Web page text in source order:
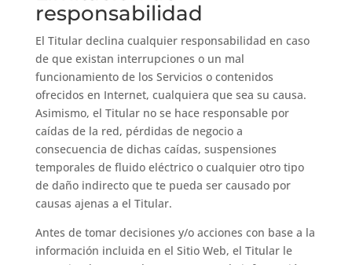
responsabilidad
El Titular declina cualquier responsabilidad en caso
de que existan interrupciones o un mal
funcionamiento de los Servicios o contenidos
ofrecidos en Internet, cualquiera que sea su causa.
Asimismo, el Titular no se hace responsable por
caídas de la red, pérdidas de negocio a
consecuencia de dichas caídas, suspensiones
temporales de fluido eléctrico o cualquier otro tipo
de daño indirecto que te pueda ser causado por
causas ajenas a el Titular.
Antes de tomar decisiones y/o acciones con base a la
información incluida en el Sitio Web, el Titular le